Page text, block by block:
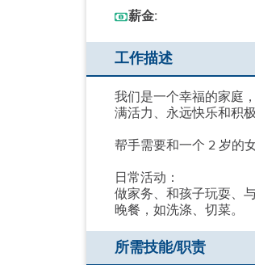
薪金:
工作描述
我们是一个幸福的家庭
满活力、永远快乐和积
帮手需要和一个 2 岁的
日常活动：
做家务、和孩子玩耍、
晚餐，如洗涤、切菜。
所需技能/职责